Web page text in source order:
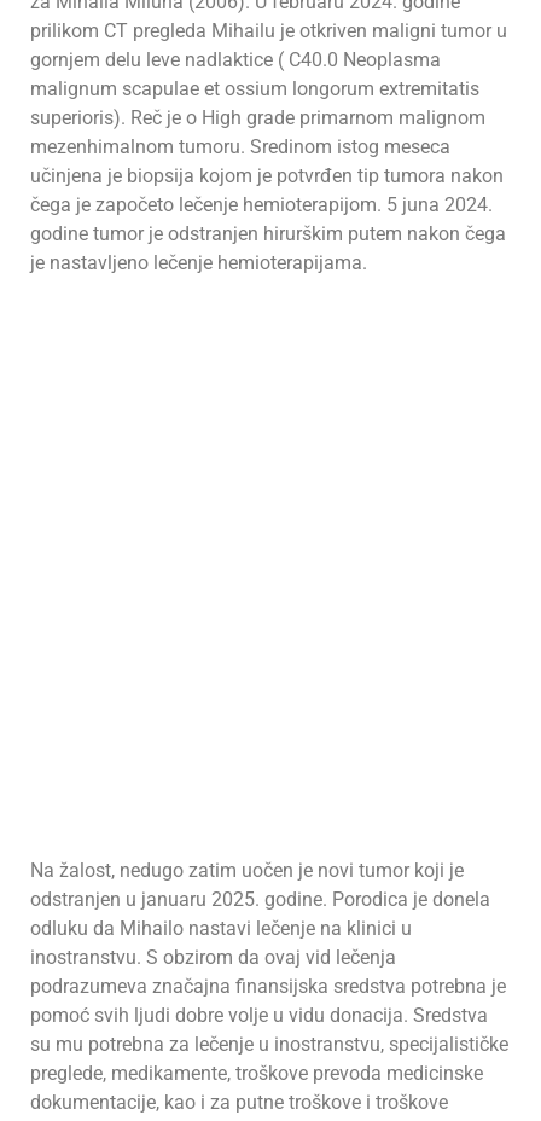
prilikom CT pregleda Mihailu je otkriven maligni tumor u
gornjem delu leve nadlaktice ( C40.0 Neoplasma
malignum scapulae et ossium longorum extremitatis
superioris). Reč je o High grade primarnom malignom
mezenhimalnom tumoru. Sredinom istog meseca
učinjena je biopsija kojom je potvrđen tip tumora nakon
čega je započeto lečenje hemioterapijom. 5 juna 2024.
godine tumor je odstranjen hirurškim putem nakon čega
je nastavljeno lečenje hemioterapijama.
Na žalost, nedugo zatim uočen je novi tumor koji je
odstranjen u januaru 2025. godine. Porodica je donela
odluku da Mihailo nastavi lečenje na klinici u
inostranstvu. S obzirom da ovaj vid lečenja
podrazumeva značajna finansijska sredstva potrebna je
pomoć svih ljudi dobre volje u vidu donacija. Sredstva
su mu potrebna za lečenje u inostranstvu, specijalističke
preglede, medikamente, troškove prevoda medicinske
dokumentacije, kao i za putne troškove i troškove